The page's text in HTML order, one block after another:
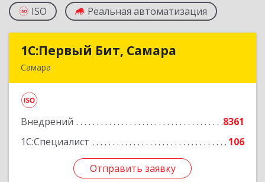
ISO Реальная автоматизация
1С:Первый Бит, Самара
Самара
Внедрений
8361
1С:Специалист
106
Отправить заявку
1С:Первый Бит, Самара
Подробнее
Отправить заявку